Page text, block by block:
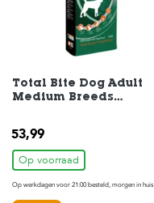
Total Bite Dog Adult
Medium Breeds
53,99
Op voorraad
Op werkdagen voor 21:00 besteld, morgen in huis